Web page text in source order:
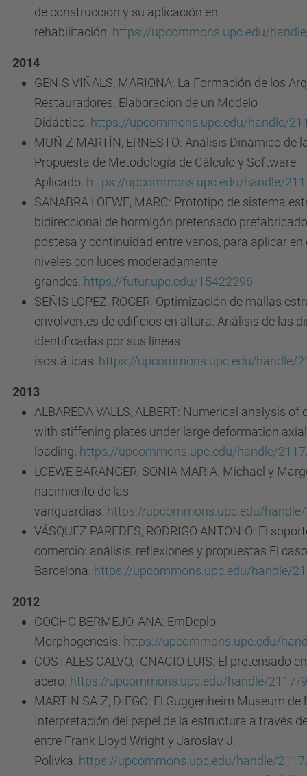
de construcción y su aplicación en
rehabilitación. https://upcommons.upc.edu/
2014
GENIS VIÑALS, MARIONA: La Formación de los
Restauradores. Elaboración de un Modelo
Didáctico. https://upcommons.upc.edu/handle/
MUÑIZ MARTÍN, ERNESTO: Análisis Dinámico de
Propuesta de Metodología de Cálculo y Software
Aplicado. https://upcommons.upc.edu/handle/
SANABRA LOEWE, MARC: Prototipo de sistema
bidireccional de hormigón pretensado
postesa y continuidad entre vanos, para aplicar
niveles con luces moderadamente
grandes. https://futur.upc.edu/15422296
SEÑIS LOPEZ, ROGER: Optimización de mallas
envolventes de edificios en altura. Análisis de las
identificadas por sus líneas
isostáticas. https://upcommons.upc.edu/handle/
2013
ALBAREDA VALLS, ALBERT: Numerical analysis
with stiffening plates under large deformation axial
loading. https://upcommons.upc.edu/handle/
LOEWE BARANGER, SONIA MARIA: Michael y
nacimiento de las
vanguardias. https://upcommons.upc.edu/
VÁSQUEZ PAREDES, RODRIGO ANTONIO: El
comercio: análisis, reflexiones y propuestas El
Barcelona. https://upcommons.upc.edu/handle/
2012
COCHO BERMEJO, ANA: EmDeplo
Morphogenesis. https://upcommons.upc.edu/
COSTALES CALVO, IGNACIO LUIS: El pretensado
acero. https://upcommons.upc.edu/handle/2117/
MARTIN SAIZ, DIEGO: El Guggenheim Museum de
Interpretación del papel de la estructura a través
entre Frank Lloyd Wright y Jaroslav J.
Polivka. https://upcommons.upc.edu/handle/